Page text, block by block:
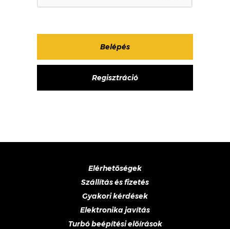
Regisztráció
Elérhetőségek
Szállítás és fizetés
Gyakori kérdések
Elektronika javítás
Turbó beépítési előírások